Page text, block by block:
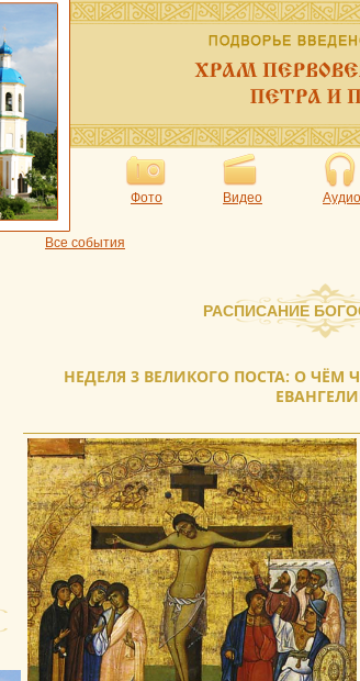
Фото Видео Аудио
Все события
РАСПИСАНИЕ
НЕДЕЛЯ 3 ВЕЛИКОГО ПОСТА: О ЧЁМ